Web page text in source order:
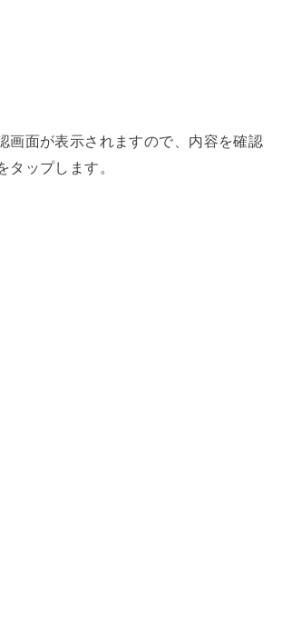
画面が表示されますので、内容を確認
タップします。